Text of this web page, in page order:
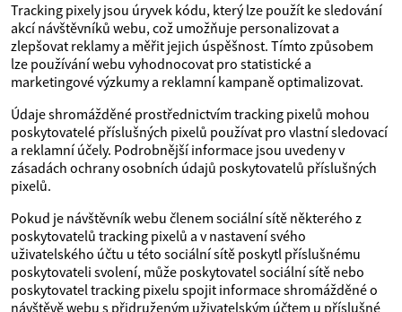
Tracking pixely jsou úryvek kódu, který lze použít ke sledování
akcí návštěvníků webu, což umožňuje personalizovat a
zlepšovat reklamy a měřit jejich úspěšnost. Tímto způsobem
lze používání webu vyhodnocovat pro statistické a
marketingové výzkumy a reklamní kampaně optimalizovat.
Údaje shromážděné prostřednictvím tracking pixelů mohou
poskytovatelé příslušných pixelů používat pro vlastní sledovací
a reklamní účely. Podrobnější informace jsou uvedeny v
zásadách ochrany osobních údajů poskytovatelů příslušných
pixelů.
Pokud je návštěvník webu členem sociální sítě některého z
poskytovatelů tracking pixelů a v nastavení svého
uživatelského účtu u této sociální sítě poskytl příslušnému
poskytovateli svolení, může poskytovatel sociální sítě nebo
poskytovatel tracking pixelu spojit informace shromážděné o
návštěvě webu s přidruženým uživatelským účtem u příslušné